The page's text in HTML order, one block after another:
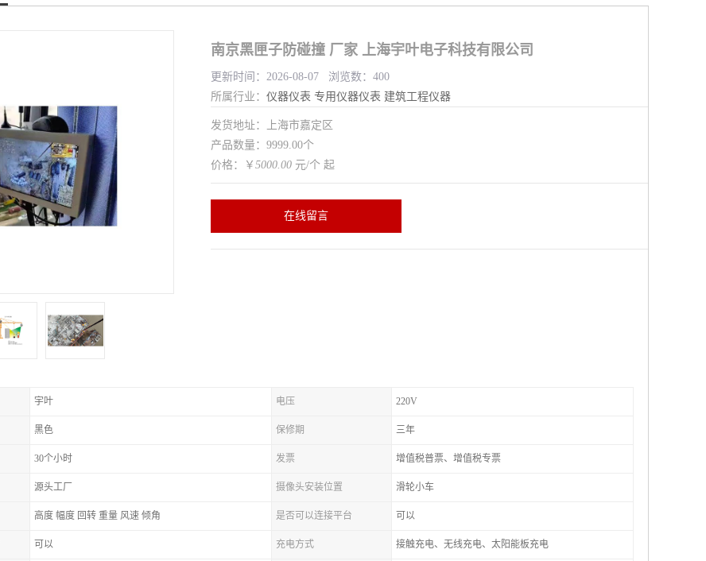
南京黑匣子防碰撞 厂家 上海宇叶电子科技有限公司
更新时间：2026-08-07 浏览数：400
所属行业： 仪器仪表 专用仪器仪表 建筑工程仪器
发货地址：上海市嘉定区
产品数量：9999.00个
价格：￥ 5000.00 元/个 起
在线留言
宇叶 电压 220V
黑色 保修期 三年
30个小时 发票 增值税普票、增值税专票
源头工厂 摄像头安装位置 滑轮小车
高度 幅度 回转 重量 风速 倾角 是否可以连接平台 可以
可以 充电方式 接触充电、无线充电、太阳能板充电